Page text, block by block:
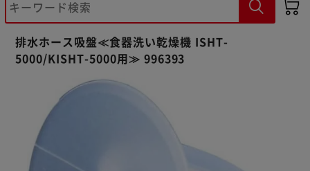
排水ホース吸盤≪食器洗い乾燥機 ISHT-
5000/KISHT-5000用≫ 996393
※ご確認ください
カートに入れる 購入手続きへ